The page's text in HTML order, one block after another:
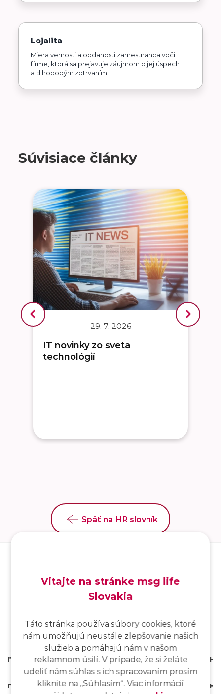
Lojalita
Miera vernosti a oddanosti zamestnanca voči
firme, ktorá sa prejavuje záujmom o jej úspech
a dlhodobým zotrvaním.
Súvisiace články
29. 7. 2026
IT novinky zo sveta
technológií
Späť na HR slovník
SK/EN/DE
msg life Slovakia
msg life Group
Vitajte na stránke msg life
Slovakia
Táto stránka používa súbory cookies, ktoré
nám umožňujú neustále zlepšovanie našich
služieb a pomáhajú nám v našom
reklamnom úsilí. V prípade, že si želáte
udeliť nám súhlas s ich spracovaním prosím
kliknite na ,,Súhlasím“. Viac informácií